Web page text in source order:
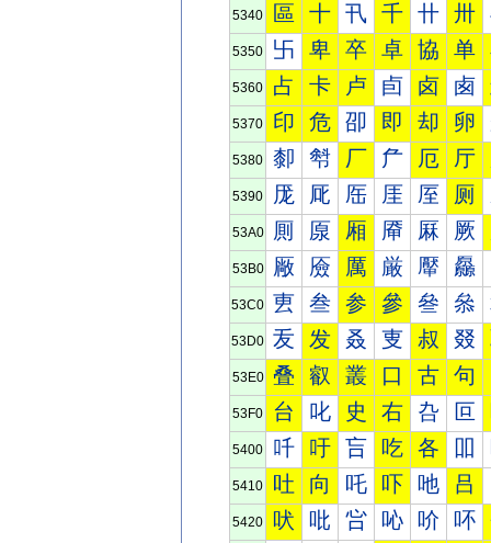
5340 區 十 卂 千 卄 卅
5350 卐 卑 卒 卓 協 单
5360 占 卡 卢 卣 卤 卥
5370 印 危 卲 即 却 卵
5380 厀 厁 厂 厃 厄 厅
5390 厐 厑 厒 厓 厔 厕
53A0 厠 厡 厢 厣 厤 厥
53B0 厰 厱 厲 厳 厴 厵
53C0 叀 叁 参 參 叄 叅
53D0 叐 发 叒 叓 叔 叕
53E0 叠 叡 叢 口 古 句
53F0 台 叱 史 右 叴 叵
5400 吀 吁 吂 吃 各 吅
5410 吐 向 吒 吓 吔 吕
5420 吠 吡 吢 吣 吤 吥